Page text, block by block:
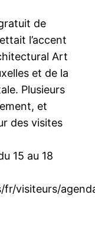
de
l’accent
Art
et de la
Plusieurs
et
des visites
15 au 18
fr/visiteurs/